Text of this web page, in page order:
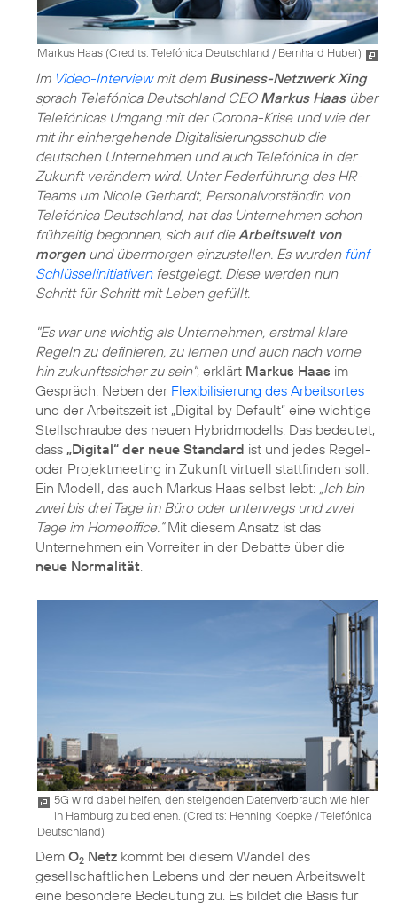
Markus Haas (Credits: Telefónica Deutschland / Bernhard Huber)
Im Video-Interviewmit dem Business-Netzwerk Xing
sprach Telefónica Deutschland CEO Markus Haasüber
Telefónicas Umgang mit der Corona-Krise und wie der
mit ihr einhergehende Digitalisierungsschub die
deutschen Unternehmen und auch Telefónica in der
Zukunft verändern wird. Unter Federführung des HR-
Teams um Nicole Gerhardt, Personalvorständin von
Telefónica Deutschland, hat das Unternehmen schon
frühzeitig begonnen, sich auf dieArbeitswelt von
morgenund übermorgen einzustellen. Es wurden fünf
Schlüsselinitiativenfestgelegt. Diese werden nun
Schritt für Schritt mit Leben gefüllt.
"Es war uns wichtig als Unternehmen, erstmal klare
Regeln zu definieren, zu lernen und auch nach vorne
hin zukunftssicher zu sein", erklärt Markus Haas im
Gespräch. Neben der Flexibilisierung des Arbeitsortes
und der Arbeitszeit ist „Digital by Default“ eine wichtige
Stellschraube des neuen Hybridmodells. Das bedeutet,
dass „Digital“ der neue Standard ist und jedes Regel-
oder Projektmeeting in Zukunft virtuell stattfinden soll.
Ein Modell, das auch Markus Haas selbst lebt: „Ich bin
zwei bis drei Tage im Büro oder unterwegs und zwei
Tage im Homeoffice.“Mit diesem Ansatz ist das
Unternehmen ein Vorreiter in der Debatte über die
neue Normalität
5G wird dabei helfen, den steigenden Datenverbrauch wie hier
in Hamburg zu bedienen. (Credits: Henning Koepke / Telefónica
Deutschland)
Dem O2 Netz kommt bei diesem Wandel des
gesellschaftlichen Lebens und der neuen Arbeitswelt
eine besondere Bedeutung zu. Es bildet die Basis für